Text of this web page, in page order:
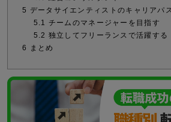
5 データサイエンティストのキャリアパ
5.1 チームのマネージャーを目指す
5.2 独立してフリーランスで活躍する
6
まとめ